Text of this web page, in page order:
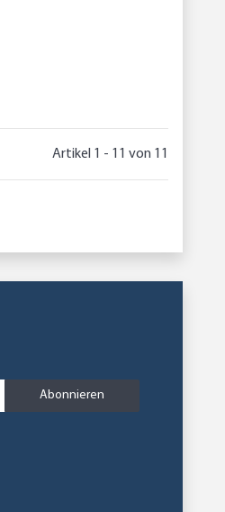
Artikel 1 - 11 von 11
Abonnieren